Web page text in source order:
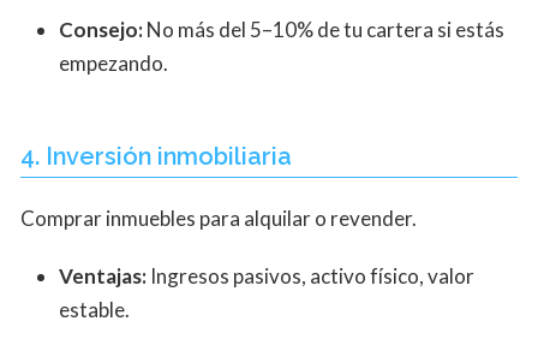
Consejo:No más del 5–10% de tu cartera si estás
empezando.
4. Inversión inmobiliaria
Comprar inmuebles para alquilar o revender.
Ventajas: Ingresos pasivos, activo físico, valor
estable.